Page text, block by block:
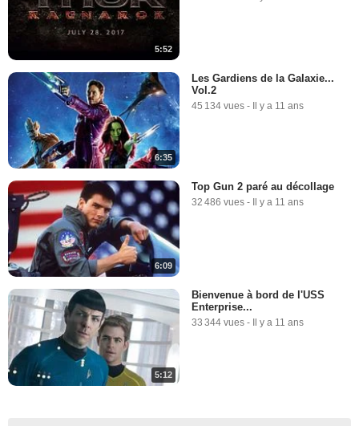
5:52
6:35
Les Gardiens de la Galaxie...
Vol.2
45 134 vues - Il y a 11 ans
6:09
Top Gun 2 paré au décollage
32 486 vues - Il y a 11 ans
5:12
Bienvenue à bord de l'USS
Enterprise...
33 344 vues - Il y a 11 ans